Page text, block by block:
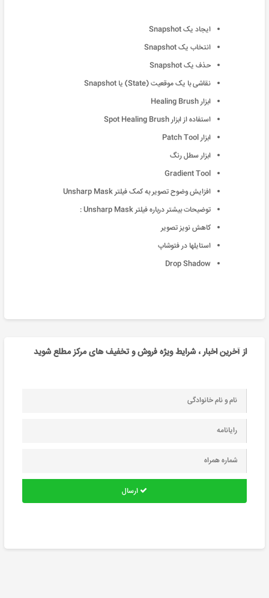
ایجاد یک Snapshot
انتخاب یک Snapshot
حذف یک Snapshot
نقاشی با یک موقعیت (State) یا Snapshot
ابزار Healing Brush
استفاده از ابزار Spot Healing Brush
ابزار Patch Tool
ابزار سطل رنگ
Gradient Tool
افزايش وضوح تصویر به کمک فيلتر Unsharp Mask
توضيحات بيشتر درباره فيلتر Unsharp Mask :
کاهش نویز تصویر
استایلها در فتوشاپ
Drop Shadow
از آخرین اخبار ، شرایط ویژه فروش و تخفیف های مرکز مطلع شوید
ارسال